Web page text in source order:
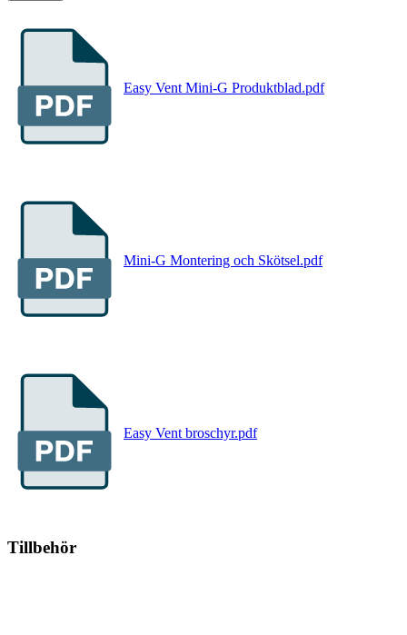
Easy Vent Mini-G Produktblad.pdf
Mini-G Montering och Skötsel.pdf
Easy Vent broschyr.pdf
Tillbehör